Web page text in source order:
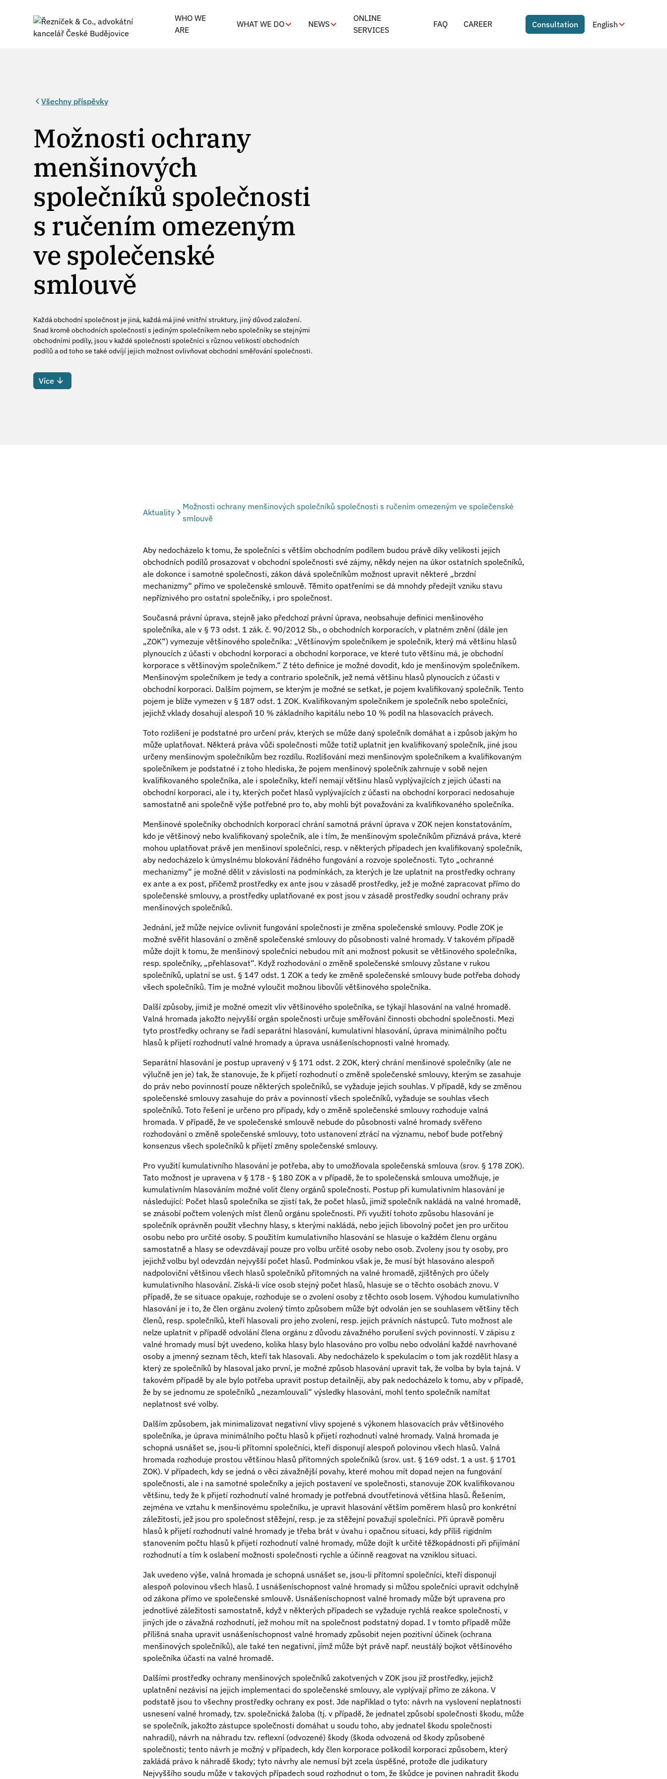
WHO WE
ARE
WHAT WE DO NEWS
ONLINE
SERVICES
FAQ CAREER Consultation English
Všechny příspěvky
Možnosti ochrany
menšinových
společníků společnosti
s ručením omezeným
ve společenské
smlouvě
Každá obchodní společnost je jiná, každá má jiné vnitřní struktury, jiný důvod založení.
Snad kromě obchodních společností s jediným společníkem nebo společníky se stejnými
obchodními podíly, jsou v každé společnosti společníci s různou velikostí obchodních
podílů a od toho se také odvíjí jejich možnost ovlivňovat obchodní směřování společnosti.
Více
Aktuality
Možnosti ochrany menšinových společníků společnosti s ručením omezeným ve společenské
smlouvě
Aby nedocházelo k tomu, že společníci s větším obchodním podílem budou právě díky velikosti jejich
obchodních podílů prosazovat v obchodní společnosti své zájmy, někdy nejen na úkor ostatních společníků,
ale dokonce i samotné společnosti, zákon dává společníkům možnost upravit některé „brzdní
mechanizmy“ přímo ve společenské smlouvě. Těmito opatřeními se dá mnohdy předejít vzniku stavu
nepříznivého pro ostatní společníky, i pro společnost.
Současná právní úprava, stejně jako předchozí právní úprava, neobsahuje definici menšinového
společníka, ale v § 73 odst. 1 zák. č. 90/2012 Sb., o obchodních korporacích, v platném znění (dále jen
„ZOK“) vymezuje většinového společníka: „Většinovým společníkem je společník, který má většinu hlasů
plynoucích z účasti v obchodní korporaci a obchodní korporace, ve které tuto většinu má, je obchodní
korporace s většinovým společníkem.“ Z této definice je možné dovodit, kdo je menšinovým společníkem.
Menšinovým společníkem je tedy a contrario společník, jež nemá většinu hlasů plynoucích z účasti v
obchodní korporaci. Dalším pojmem, se kterým je možné se setkat, je pojem kvalifikovaný společník. Tento
pojem je blíže vymezen v § 187 odst. 1 ZOK. Kvalifikovaným společníkem je společník nebo společníci,
jejichž vklady dosahují alespoň 10 % základního kapitálu nebo 10 % podíl na hlasovacích právech.
Toto rozlišení je podstatné pro určení práv, kterých se může daný společník domáhat a i způsob jakým ho
může uplatňovat. Některá práva vůči společnosti může totiž uplatnit jen kvalifikovaný společník, jiné jsou
určeny menšinovým společníkům bez rozdílu. Rozlišování mezi menšinovým společníkem a kvalifikovaným
společníkem je podstatné i z toho hlediska, že pojem menšinový společník zahrnuje v sobě nejen
kvalifikovaného společníka, ale i společníky, kteří nemají většinu hlasů vyplývajících z jejich účasti na
obchodní korporaci, ale i ty, kterých počet hlasů vyplývajících z účasti na obchodní korporaci nedosahuje
samostatně ani společně výše potřebné pro to, aby mohli být považováni za kvalifikovaného společníka.
Menšinové společníky obchodních korporací chrání samotná právní úprava v ZOK nejen konstatováním,
kdo je většinový nebo kvalifikovaný společník, ale i tím, že menšinovým společníkům přiznává práva, které
mohou uplatňovat právě jen menšinoví společníci, resp. v některých případech jen kvalifikovaný společník,
aby nedocházelo k úmyslnému blokování řádného fungování a rozvoje společnosti. Tyto „ochranné
mechanizmy“ je možné dělit v závislosti na podmínkách, za kterých je lze uplatnit na prostředky ochrany
ex ante a ex post, přičemž prostředky ex ante jsou v zásadě prostředky, jež je možné zapracovat přímo do
společenské smlouvy, a prostředky uplatňované ex post jsou v zásadě prostředky soudní ochrany práv
menšinových společníků.
Jednání, jež může nejvíce ovlivnit fungování společnosti je změna společenské smlouvy. Podle ZOK je
možné svěřit hlasování o změně společenské smlouvy do působnosti valné hromady. V takovém případě
může dojít k tomu, že menšinový společníci nebudou mít ani možnost pokusit se většinového společníka,
resp. společníky, „přehlasovat“. Když rozhodování o změně společenské smlouvy zůstane v rukou
společníků, uplatní se ust. § 147 odst. 1 ZOK a tedy ke změně společenské smlouvy bude potřeba dohody
všech společníků. Tím je možné vyloučit možnou libovůli většinového společníka.
Další způsoby, jimiž je možné omezit vliv většinového společníka, se týkají hlasování na valné hromadě.
Valná hromada jakožto nejvyšší orgán společnosti určuje směřování činnosti obchodní společnosti. Mezi
tyto prostředky ochrany se řadí separátní hlasování, kumulativní hlasování, úprava minimálního počtu
hlasů k přijetí rozhodnutí valné hromady a úprava usnášeníschopnosti valné hromady.
Separátní hlasování je postup upravený v § 171 odst. 2 ZOK, který chrání menšinové společníky (ale ne
výlučně jen je) tak, že stanovuje, že k přijetí rozhodnutí o změně společenské smlouvy, kterým se zasahuje
do práv nebo povinností pouze některých společníků, se vyžaduje jejich souhlas. V případě, kdy se změnou
společenské smlouvy zasahuje do práv a povinností všech společníků, vyžaduje se souhlas všech
společníků. Toto řešení je určeno pro případy, kdy o změně společenské smlouvy rozhoduje valná
hromada. V případě, že ve společenské smlouvě nebude do působnosti valné hromady svěřeno
rozhodování o změně společenské smlouvy, toto ustanovení ztrácí na významu, neboť bude potřebný
konsenzus všech společníků k přijetí změny společenské smlouvy.
Pro využití kumulativního hlasování je potřeba, aby to umožňovala společenská smlouva (srov. § 178 ZOK).
Tato možnost je upravena v § 178 - § 180 ZOK a v případě, že to společenská smlouva umožňuje, je
kumulativním hlasováním možné volit členy orgánů společnosti. Postup při kumulativním hlasování je
následující: Počet hlasů společníka se zjistí tak, že počet hlasů, jimiž společník nakládá na valné hromadě,
se znásobí počtem volených míst členů orgánu společnosti. Při využití tohoto způsobu hlasování je
společník oprávněn použít všechny hlasy, s kterými nakládá, nebo jejich libovolný počet jen pro určitou
osobu nebo pro určité osoby. S použitím kumulativního hlasování se hlasuje o každém členu orgánu
samostatně a hlasy se odevzdávají pouze pro volbu určité osoby nebo osob. Zvoleny jsou ty osoby, pro
jejichž volbu byl odevzdán nejvyšší počet hlasů. Podmínkou však je, že musí být hlasováno alespoň
nadpoloviční většinou všech hlasů společníků přítomných na valné hromadě, zjištěných pro účely
kumulativního hlasování. Získá-li více osob stejný počet hlasů, hlasuje se o těchto osobách znovu. V
případě, že se situace opakuje, rozhoduje se o zvolení osoby z těchto osob losem. Výhodou kumulativního
hlasování je i to, že člen orgánu zvolený tímto způsobem může být odvolán jen se souhlasem většiny těch
členů, resp. společníků, kteří hlasovali pro jeho zvolení, resp. jejich právních nástupců. Tuto možnost ale
nelze uplatnit v případě odvolání člena orgánu z důvodu závažného porušení svých povinností. V zápisu z
valné hromady musí být uvedeno, kolika hlasy bylo hlasováno pro volbu nebo odvolání každé navrhované
osoby a jmenný seznam těch, kteří tak hlasovali. Aby nedocházelo k spekulacím o tom jak rozdělit hlasy a
který ze společníků by hlasoval jako první, je možné způsob hlasování upravit tak, že volba by byla tajná. V
takovém případě by ale bylo potřeba upravit postup detailněji, aby pak nedocházelo k tomu, aby v případě,
že by se jednomu ze společníků „nezamlouvali“ výsledky hlasování, mohl tento společník namítat
neplatnost své volby.
Dalším způsobem, jak minimalizovat negativní vlivy spojené s výkonem hlasovacích práv většinového
společníka, je úprava minimálního počtu hlasů k přijetí rozhodnutí valné hromady. Valná hromada je
schopná usnášet se, jsou-li přítomní společníci, kteří disponují alespoň polovinou všech hlasů. Valná
hromada rozhoduje prostou většinou hlasů přítomných společníků (srov. ust. § 169 odst. 1 a ust. § 1701
ZOK). V případech, kdy se jedná o věci závažnější povahy, které mohou mít dopad nejen na fungování
společnosti, ale i na samotné společníky a jejich postavení ve společnosti, stanovuje ZOK kvalifikovanou
většinu, tedy že k přijetí rozhodnutí valné hromady je potřebná dvoutřetinová většina hlasů. Řešením,
zejména ve vztahu k menšinovému společníku, je upravit hlasování větším poměrem hlasů pro konkrétní
záležitosti, jež jsou pro společnost stěžejní, resp. je za stěžejní považují společníci. Při úpravě poměru
hlasů k přijetí rozhodnutí valné hromady je třeba brát v úvahu i opačnou situaci, kdy příliš rigidním
stanovením počtu hlasů k přijetí rozhodnutí valné hromady, může dojít k určité těžkopádnosti při přijímání
rozhodnutí a tím k oslabení možnosti společnosti rychle a účinně reagovat na vzniklou situaci.
Jak uvedeno výše, valná hromada je schopná usnášet se, jsou-li přítomní společníci, kteří disponují
alespoň polovinou všech hlasů. I usnášeníschopnost valné hromady si můžou společníci upravit odchylně
od zákona přímo ve společenské smlouvě. Usnášeníschopnost valné hromady může být upravena pro
jednotlivé záležitosti samostatně, když v některých případech se vyžaduje rychlá reakce společnosti, v
jiných jde o závažná rozhodnutí, jež mohou mít na společnost podstatný dopad. I v tomto případě může
přílišná snaha upravit usnášeníschopnost valné hromady způsobit nejen pozitivní účinek (ochrana
menšinových společníků), ale také ten negativní, jímž může být právě např. neustálý bojkot většinového
společníka účasti na valné hromadě.
Dalšími prostředky ochrany menšinových společníků zakotvených v ZOK jsou již prostředky, jejichž
uplatnění nezávisí na jejich implementaci do společenské smlouvy, ale vyplývají přímo ze zákona. V
podstatě jsou to všechny prostředky ochrany ex post. Jde například o tyto: návrh na vyslovení neplatnosti
usnesení valné hromady, tzv. společnická žaloba (tj. v případě, že jednatel způsobí společnosti škodu, může
se společník, jakožto zástupce společnosti domáhat u soudu toho, aby jednatel škodu společnosti
nahradil), návrh na náhradu tzv. reflexní (odvozené) škody (škoda odvozená od škody způsobené
společnosti; tento návrh je možný v případech, kdy člen korporace poškodil korporaci způsobem, který
zakládá právo k náhradě škody; tyto návrhy ale nemusí být zcela úspěšné, protože dle judikatury
Nejvyššího soudu může v takových případech soud rozhodnut o tom, že škůdce je povinen nahradit škodu